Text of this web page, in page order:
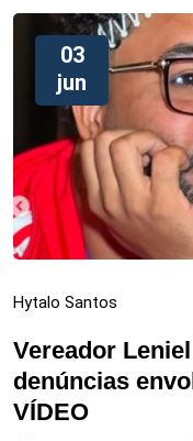
03
jun
Hytalo Santos
Vereador
denúncias
VÍDEO